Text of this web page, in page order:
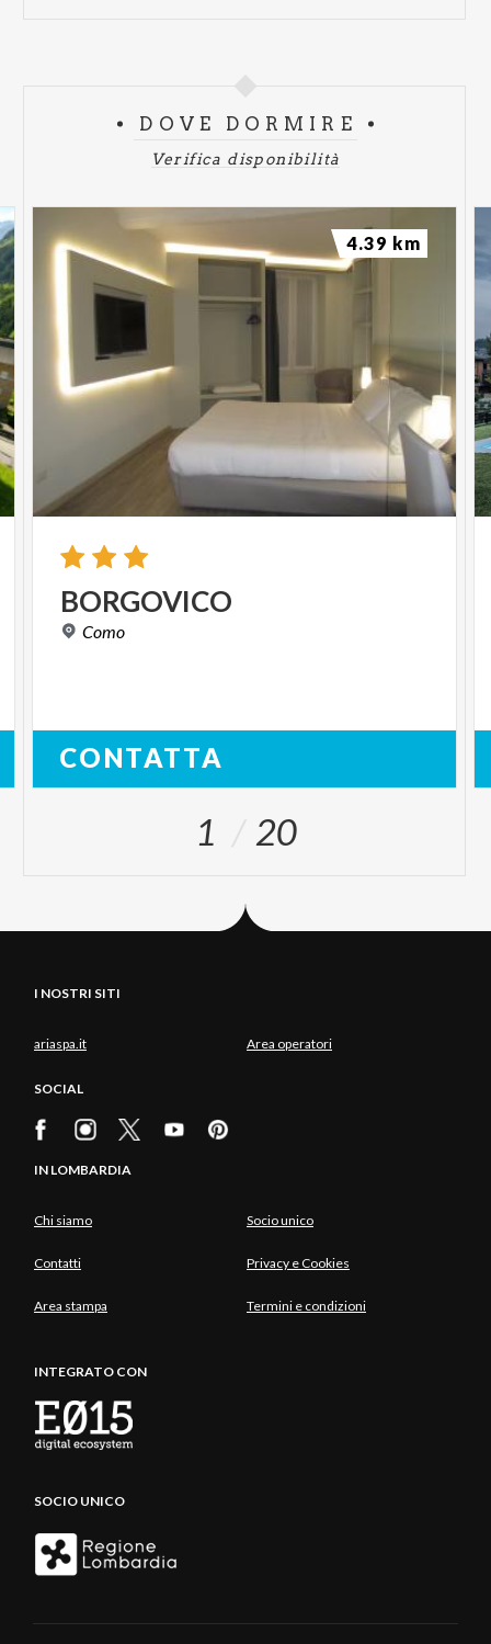
DOVE DORMIRE
Verifica disponibilità
BORGOVICO
Como
CONTATTA
4.39 km
1 20
I NOSTRI SITI
ariaspa.it Area operatori
SOCIAL
IN LOMBARDIA
Chi siamo Socio unico
Contatti Privacy e Cookies
Area stampa Termini e condizioni
INTEGRATO CON
SOCIO UNICO